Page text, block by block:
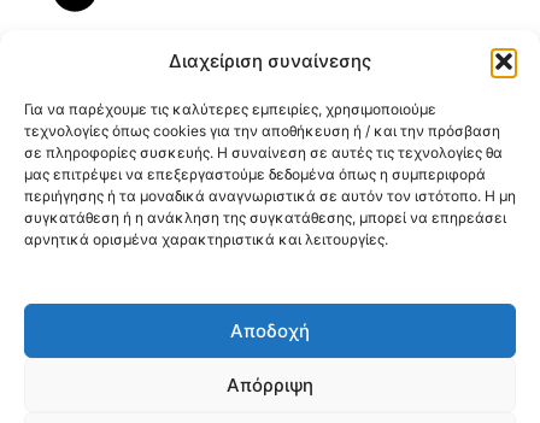
Διαχείριση συναίνεσης
Για να παρέχουμε τις καλύτερες εμπειρίες, χρησιμοποιούμε
τεχνολογίες όπως cookies για την αποθήκευση ή / και την πρόσβαση
σε πληροφορίες συσκευής. Η συναίνεση σε αυτές τις τεχνολογίες θα
μας επιτρέψει να επεξεργαστούμε δεδομένα όπως η συμπεριφορά
περιήγησης ή τα μοναδικά αναγνωριστικά σε αυτόν τον ιστότοπο. Η μη
συγκατάθεση ή η ανάκληση της συγκατάθεσης, μπορεί να επηρεάσει
αρνητικά ορισμένα χαρακτηριστικά και λειτουργίες.
Αποδοχή
Απόρριψη
@2026 3ype.gr All rights reserved
Θεσσαλονίκη, ΕλλάδαΤηλ: +30 2311 226 200